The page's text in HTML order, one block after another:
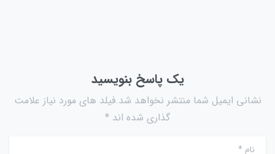
یک پاسخ بنویسید
نشانی ایمیل شما منتشر نخواهد شد.فیلد های مورد نیاز علامت
گذاری شده اند *
نام*